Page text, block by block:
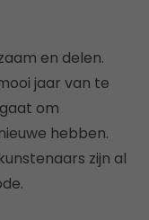
en delen.
jaar van te
om
hebben.
zijn al